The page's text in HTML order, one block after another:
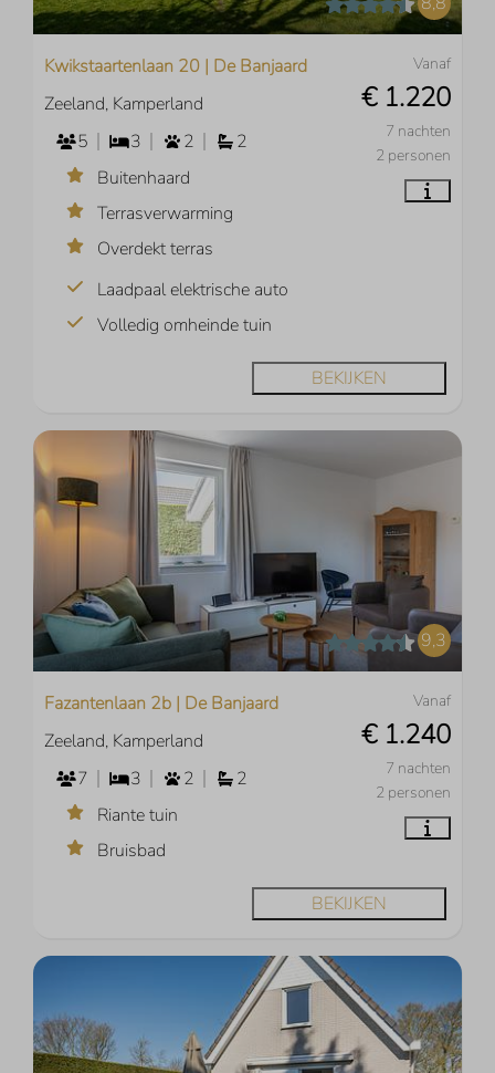
Vanaf
€ 1.220
7 nachten
2 personen
Kwikstaartenlaan 20 | De Banjaard
Zeeland, Kamperland
5
3 2
2
Buitenhaard
Terrasverwarming
Overdekt terras
Laadpaal elektrische auto
Volledig omheinde tuin
BEKIJKEN
9,3
Vanaf
€ 1.240
7 nachten
2 personen
Fazantenlaan 2b | De Banjaard
Zeeland, Kamperland
7
3 2
2
Riante tuin
Bruisbad
BEKIJKEN